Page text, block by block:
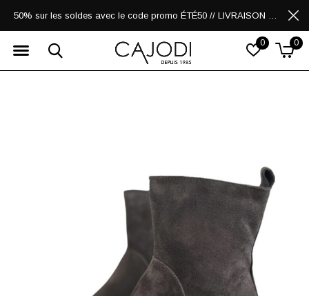
0 0
50% sur les soldes avec le code promo ÉTÉ50 // LIVRAISON GRATUITE POUR LES ACHATS DE 250$ ET PLUS